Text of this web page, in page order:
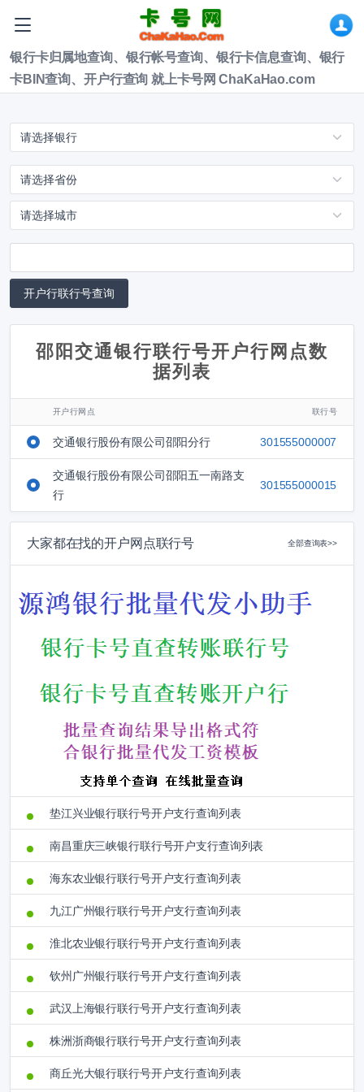
银行卡归属地查询、银行帐号查询、银行卡信息查询、银行
卡BIN查询、开户行查询 就上卡号网 ChaKaHao.com
邵阳交通银行联行号开户行网点数
据列表
开户行网点 联行号
交通银行股份有限公司邵阳分行 301555000007
交通银行股份有限公司邵阳五一南路支
行
301555000015
大家都在找的开户网点联行号 全部查询表>>
垫江兴业银行联行号开户支行查询列表
南昌重庆三峡银行联行号开户支行查询列表
海东农业银行联行号开户支行查询列表
九江广州银行联行号开户支行查询列表
淮北农业银行联行号开户支行查询列表
钦州广州银行联行号开户支行查询列表
武汉上海银行联行号开户支行查询列表
株洲浙商银行联行号开户支行查询列表
商丘光大银行联行号开户支行查询列表